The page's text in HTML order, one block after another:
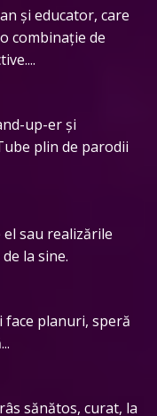
și educator, care
combinație de
up-er și
plin de parodii
el sau realizările
la sine.
face planuri, speră
sănătos, curat, la